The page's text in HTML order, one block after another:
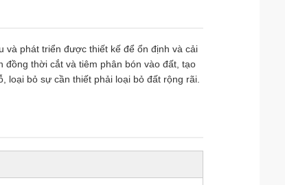
và phát triển được thiết kế để ổn định và cải
đồng thời cắt và tiêm phân bón vào đất, tạo
loại bỏ sự cần thiết phải loại bỏ đất rộng rãi.